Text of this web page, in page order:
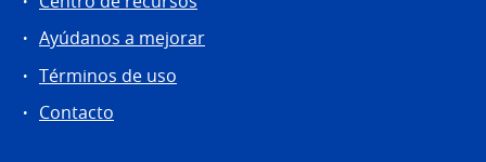
Ayúdanos a mejorar
Términos de uso
Contacto